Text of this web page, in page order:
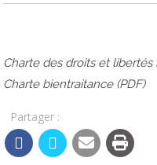
Charte des droits et libertés
Charte bientraitance (PDF)
Partager :